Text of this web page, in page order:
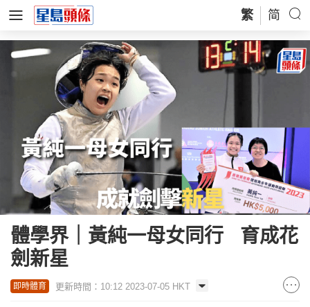
繁 简
體學界｜黃純一母女同行 育成花
劍新星
即時體育 更新時間：10:12 2023-07-05 HKT